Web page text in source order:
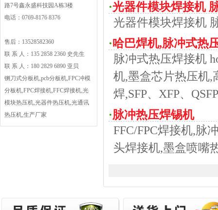
路7号鑫永盛科技园A栋3楼
电话：0769-8176 8376
售后：13528582360
联 系 人：135 2858 2360 史先生
联 系 人：180 2829 6890 亚贝
铡刀式分板机,pcb分板机,FPC冲模
分板机,FPC焊接机,FFC焊接机,光
模块热压机,光器件热压机,光通讯
热压机,生产厂家
·光器件模块焊接机
光器件模块焊接机
·哈巴焊机,脉冲式热
机,墨盒芯片再生焊
脉冲式热压焊接机
机,墨盒芯片热压机,
焊,SFP、XFP、
·脉冲热压焊锡机
FFC/FPC焊接机,脉
头焊接机,墨盒喷嘴